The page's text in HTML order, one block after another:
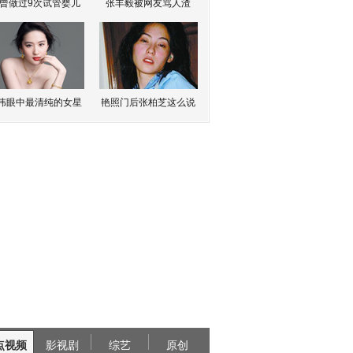
做过9次试管婴儿 张丰毅被网友骂人渣
眼中最清纯的女星 艳照门后张柏芝这么说
视频 影视剧 综艺 原创